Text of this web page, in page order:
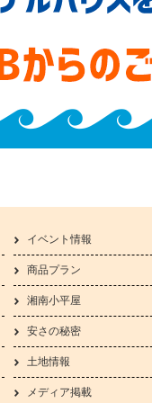
イベント情報
商品プラン
湘南小平屋
安さの秘密
土地情報
メディア掲載